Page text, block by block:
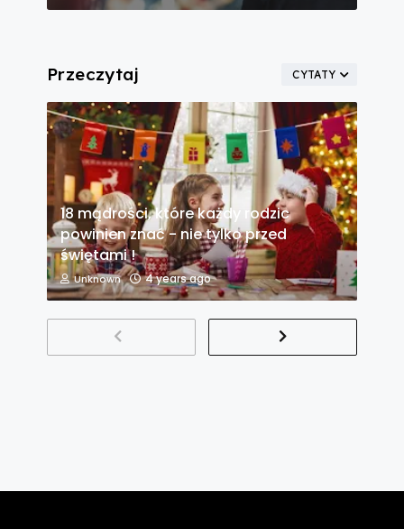
CYTATY
Przeczytaj
18 mądrości, które każdy rodzic
powinien znać - nie tylko przed
świętami !
Unknown 4 years ago